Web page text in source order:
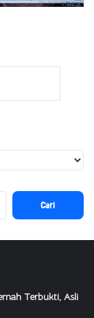
Cari
untuk:
Terbukti, Asli